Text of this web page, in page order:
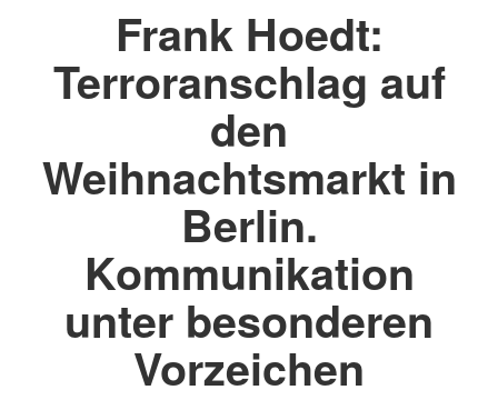
Frank Hoedt:
Terroranschlag auf
den
Weihnachtsmarkt in
Berlin.
Kommunikation
unter besonderen
Vorzeichen